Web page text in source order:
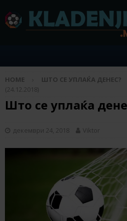
HOME ШТО СЕ УПЛАЌА ДЕНЕС?
(24.12.2018)
Што се уплаќа
декември 24, 2018 Viktor